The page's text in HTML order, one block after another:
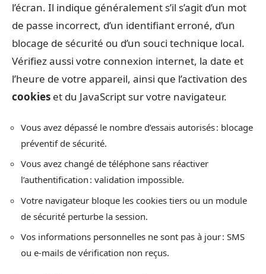
l’écran. Il indique généralement s’il s’agit d’un mot
de passe incorrect, d’un identifiant erroné, d’un
blocage de sécurité ou d’un souci technique local.
Vérifiez aussi votre connexion internet, la date et
l’heure de votre appareil, ainsi que l’activation des
cookies et du JavaScript sur votre navigateur.
Vous avez dépassé le nombre d’essais autorisés : blocage
préventif de sécurité.
Vous avez changé de téléphone sans réactiver
l’authentification : validation impossible.
Votre navigateur bloque les cookies tiers ou un module
de sécurité perturbe la session.
Vos informations personnelles ne sont pas à jour : SMS
ou e-mails de vérification non reçus.